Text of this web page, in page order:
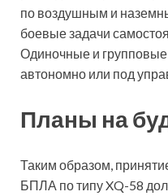
по воздушным и
боевые задачи
Одиночные и
автономно или под
Планы на
Таким образом,
БПЛА по типу XQ-58